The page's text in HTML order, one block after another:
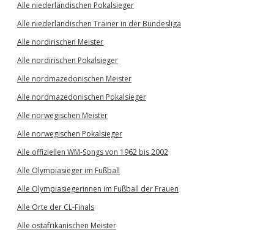
Alle niederländischen Pokalsieger
Alle niederländischen Trainer in der Bundesliga
Alle nordirischen Meister
Alle nordirischen Pokalsieger
Alle nordmazedonischen Meister
Alle nordmazedonischen Pokalsieger
Alle norwegischen Meister
Alle norwegischen Pokalsieger
Alle offiziellen WM-Songs von 1962 bis 2002
Alle Olympiasieger im Fußball
Alle Olympiasiegerinnen im Fußball der Frauen
Alle Orte der CL-Finals
Alle ostafrikanischen Meister